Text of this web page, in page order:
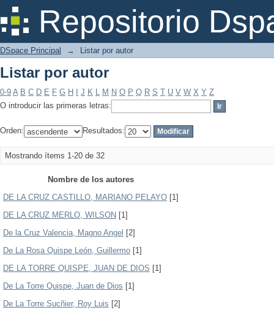
Repositorio
Listar por autor
DSpace Principal → Listar por autor
Listar por autor
0-9 A B C D E F G H J K L M N O P Q R S T U V W X Y Z
O introducir las primeras letras:
Orden: Resultados:
Mostrando ítems 1-20 de 32
Nombre de los autores
DE LA CRUZ CASTILLO, MARIANO PELAYO [1]
DE LA CRUZ MERLO, WILSON [1]
De la Cruz Valencia, Magno Angel [2]
De La Rosa Quispe León, Guillermo [1]
DE LA TORRE QUISPE, JUAN DE DIOS [1]
De La Torre Quispe, Juan de Dios [1]
De La Torre Sucñier, Roy Luis [2]